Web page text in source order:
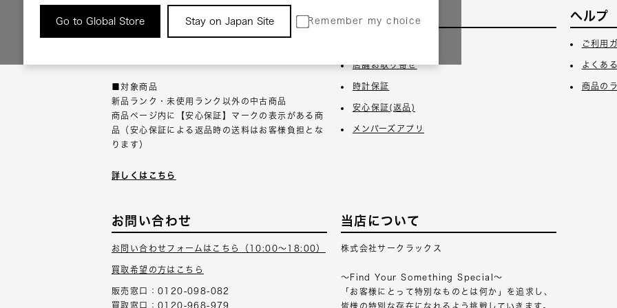
Go to Global Store Stay on Japan Site Remember my choice
返品について
■対象商品
新品ランク・未使用ランク以外の中古商品
商品ページ内に【安心保証】マークの表示がある商
品（安心保証による返品時の送料はお客様負担とな
ります）
詳しくはこちら
サービス
店舗お取り寄せ
時計保証
安心保証(返品)
メンバーズアプリ
ヘルプ
ご利用
よくあ
商品の
お問い合わせ
お問い合わせフォームはこちら（10:00～18:00）
買取希望の方はこちら
販売窓口：0120-098-082
買取窓口：0120-968-979
当店について
株式会社サークラックス
～Find Your Something Special～
「お客様にとって特別なものとは何か」を追求し、
皆様の特別な存在になれるよう挑戦していきます。